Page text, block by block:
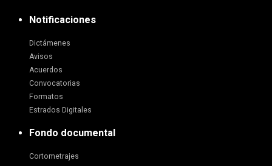
Notificaciones
Dictámenes
Avisos
Acuerdos
Convocatorias
Formatos
Estrados Digitales
Fondo documental
Cortometrajes